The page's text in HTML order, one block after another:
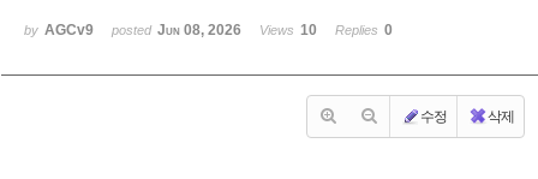
by AGCv9 posted Jun 08, 2026 Views 10 Replies 0
수정 삭제